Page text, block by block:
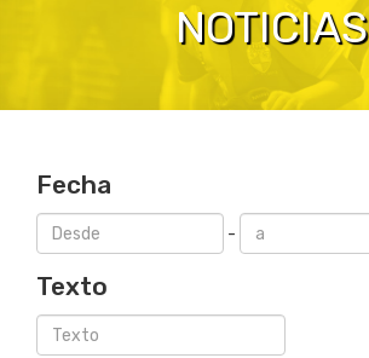
NOTICIAS
Fecha
-
Texto